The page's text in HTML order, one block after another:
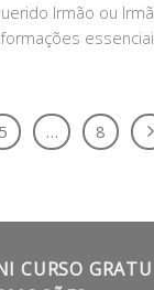
Irmão ou
5 … 8
CURSO